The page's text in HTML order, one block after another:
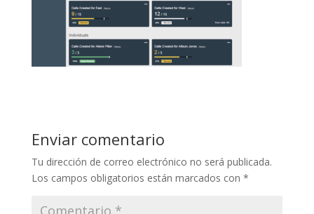
Enviar comentario
Tu dirección de correo electrónico no será publicada.
Los campos obligatorios están marcados con *